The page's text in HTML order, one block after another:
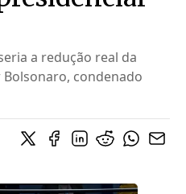
a redução real da
Bolsonaro, condenado